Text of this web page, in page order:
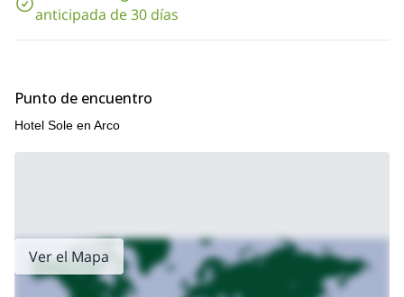
anticipada de 30 días
Punto de encuentro
Hotel Sole en Arco
Ver el Mapa